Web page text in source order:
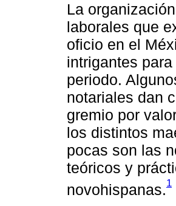
La
laborales que
oficio en el
intrigantes
periodo.
notariales dan
gremio por
los distintos
pocas son las
teóricos y
novohispanas.1